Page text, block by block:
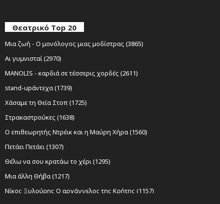
Θεατρικό Top 20
Μια ζωή - Ο μονόλογος μιας μοδίστρας (3865)
Αι γυμνισταί (2970)
MANOLIS - καρδιά σε τέσσερις χορδές (2611)
stand-upάντεχα (1739)
Χάσαμε τη Θεία Στοπ (1725)
Στρακαστρούκες (1638)
Ο επιθεωρητής Ντρέικ και η Μαύρη Χήρα (1560)
Πετάει Πετάει (1307)
Θέλω να σου κρατάω το χέρι (1295)
Μια άλλη Θήβα (1217)
Νίκος Ξυλούρης Ο αρχάγγελος της Κρήτης (1157)